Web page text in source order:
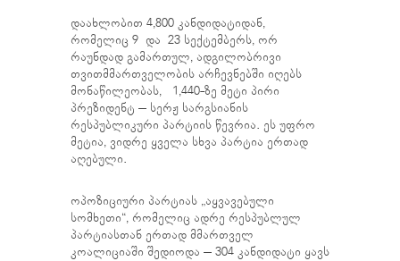
დაახლობით 4,800 კანდიდატიდან,
რომელიც 9 და 23 სექტემბერს, ორ
რაუნდად გამართულ, ადგილობრივი
თვითმმართველობის არჩევნებში იღებს
მონაწილეობას, 1,440-ზე მეტი პირი
პრეზიდენტ – სერჟ სარგსიანის
რესპუბლიკური პარტიის წევრია. ეს უფრო
მეტია, ვიდრე ყველა სხვა პარტია ერთად
აღებული.
ოპოზიციური პარტიას „აყვავებული
სომხეთი“, რომელიც ადრე რესპუბლულ
პარტიასთან ერთად მმართველ
კოალიციაში შედიოდა – 304 კანდიდატი ყავს